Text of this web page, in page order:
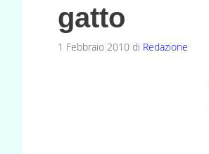
gatto
1 Febbraio 2010 di Redazione